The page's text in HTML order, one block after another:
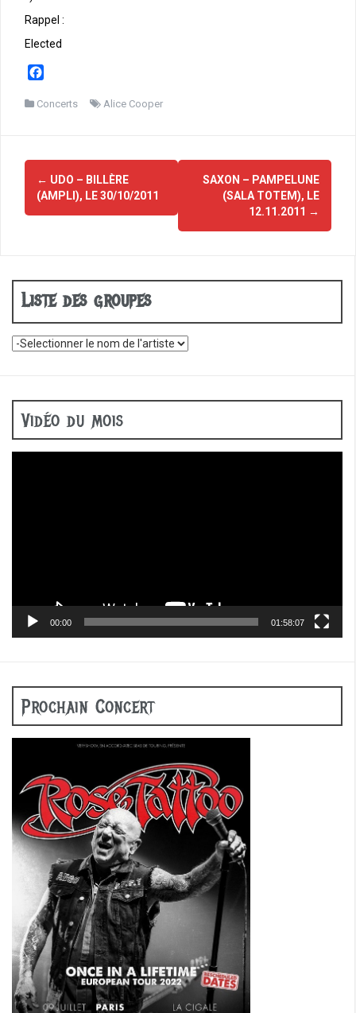
Rappel :
Elected
c
k
Concerts Alice Cooper
Navigation
d'article
← UDO – BILLÈRE
(AMPLI), LE 30/10/2011
SAXON – PAMPELUNE
(SALA TOTEM), LE
12.11.2011 →
Liste des groupes
Vidéo du mois
00:00 01:58:07
Prochain Concert